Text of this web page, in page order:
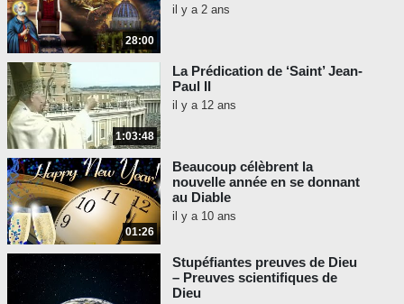
28:00
il y a 2 ans
1:03:48
La Prédication de ‘Saint’ Jean-
Paul II
il y a 12 ans
01:26
Beaucoup célèbrent la
nouvelle année en se donnant
au Diable
il y a 10 ans
Stupéfiantes preuves de Dieu
– Preuves scientifiques de
Dieu